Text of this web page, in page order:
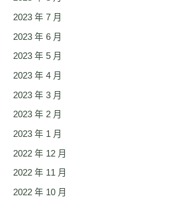
2023 年 7 月
2023 年 6 月
2023 年 5 月
2023 年 4 月
2023 年 3 月
2023 年 2 月
2023 年 1 月
2022 年 12 月
2022 年 11 月
2022 年 10 月